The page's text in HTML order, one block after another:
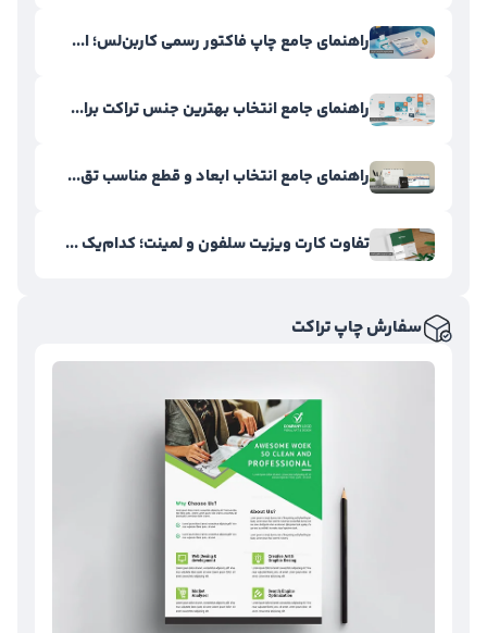
راهنمای جامع چاپ فاکتور رسمی کاربن‌لس؛ ا...
راهنمای جامع انتخاب بهترین جنس تراکت برا...
راهنمای جامع انتخاب ابعاد و قطع مناسب تق...
تفاوت کارت ویزیت سلفون و لمینت؛ کدام‌یک ...
سفارش چاپ تراکت